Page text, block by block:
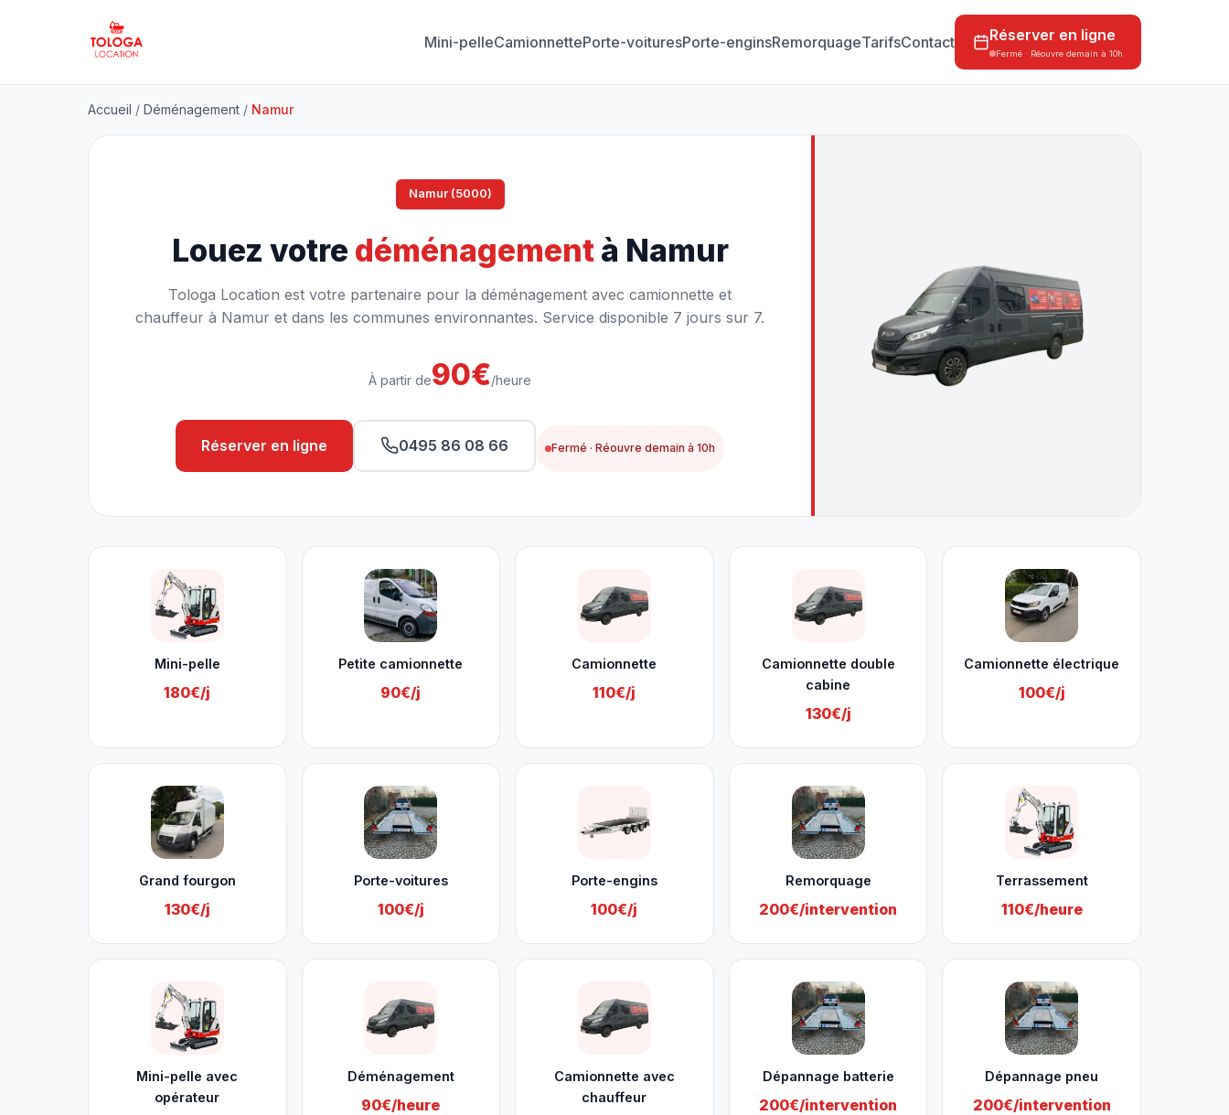
Mini-pelleCamionnettePorte-voituresPorte-enginsRemorquageTarifsContact Réserver en ligne
Fermé · Réouvre demain à 10h
Accueil / Déménagement / Namur
Namur (5000)
Louez votre déménagementà Namur
Tologa Location est votre partenaire pour la déménagement avec camionnette et
chauffeur à Namur et dans les communes environnantes. Service disponible 7 jours sur 7.
À partir de90€/heure
Réserver en ligne 0495 86 08 66 Fermé · Réouvre demain à 10h
Mini-pelle
180€/j
Petite camionnette
90€/j
Camionnette
110€/j
Camionnette double
cabine
130€/j
Camionnette électrique
100€/j
Grand fourgon
130€/j
Porte-voitures
100€/j
Porte-engins
100€/j
Remorquage
200€/intervention
Terrassement
110€/heure
Mini-pelle avec
opérateur
Déménagement
90€/heure
Camionnette avec
chauffeur
Dépannage batterie
200€/intervention
Dépannage pneu
200€/intervention